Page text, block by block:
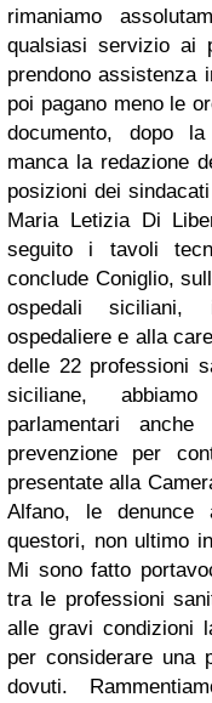
rimaniamo
qualsiasi servizio ai
prendono assistenza
poi pagano meno le
documento, dopo
manca la redazione
posizioni dei
Maria Letizia Di
seguito i tavoli
conclude Coniglio,
ospedali siciliani,
ospedaliere e alla
delle 22 professioni
siciliane,
parlamentari
prevenzione per
presentate alla
Alfano, le
questori, non ultimo
Mi sono fatto
tra le professioni
alle gravi condizioni
per considerare una
dovuti.